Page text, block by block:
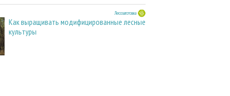
Лесозаготовка
Как выращивать модифицированные лесные
культуры